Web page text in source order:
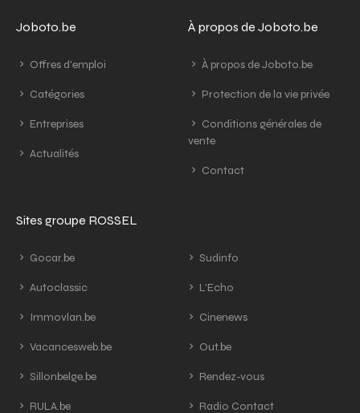
Joboto.be
Offres d'emploi
Catégories
Entreprises
Actualités
À propos de Joboto.be
À propos de Joboto.be
Protection de la vie privée
Conditions générales de
vente
Contact
Sites groupe ROSSEL
Gocar.be
Autoclassic
Immovlan.be
Vacancesweb.be
Sillonbelge.be
RULA.be
Sudinfo
L'Echo
Cinenews
Out.be
Rendez-vous
Radio Contact